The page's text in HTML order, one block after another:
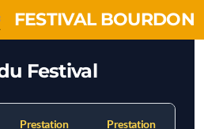
FESTIVAL BOURDON
Festival
Prestation
Prestation